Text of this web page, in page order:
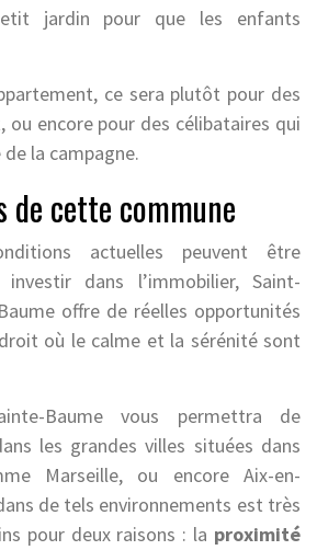
jardin pour que les enfants
ce sera plutôt pour des
ou encore pour des célibataires qui
la campagne.
de cette commune
actuelles peuvent être
investir dans l’immobilier, Saint-
offre de réelles opportunités
où le calme et la sérénité sont
Baume vous permettra de
les grandes villes situées dans
Marseille, ou encore Aix-en-
de tels environnements est très
pour deux raisons : la proximité